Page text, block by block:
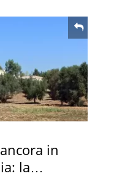
in
la